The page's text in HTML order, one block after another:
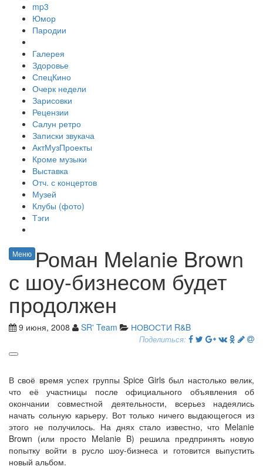
mp3
Юмор
Пародии
Галерея
Здоровье
СпецКино
Очерк недели
Зарисовки
Рецензии
Салун ретро
Записки звукача
АктМузПроекты
Кроме музыки
Выставка
Отч. с концертов
Музей
Клубы (фото)
Тэги
Меню Роман Melanie Brown
с шоу-бизнесом будет
продолжен
9 июня, 2008 SR' Team НОВОСТИ R&B
Поделиться:
В своё время успех группы Spice Girls был настолько велик,
что её участницы после официального объявления об
окончании совместной деятельности, всерьез надеялись
начать сольную карьеру. Вот только ничего выдающегося из
этого не получилось. На днях стало известно, что Melanie
Brown (или просто Melanie B) решила предпринять новую
попытку войти в русло шоу-бизнеса и готовится выпустить
новый альбом.